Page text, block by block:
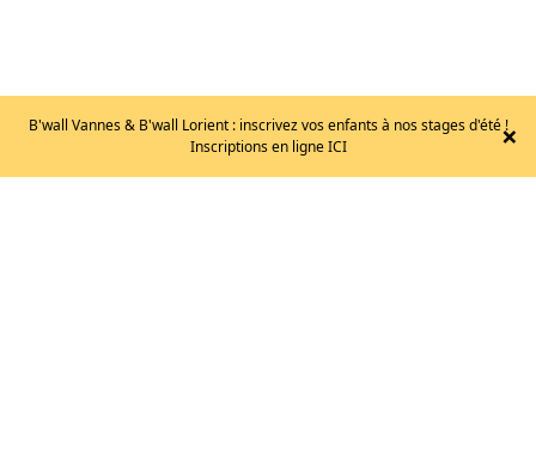
B'wall Vannes & B'wall Lorient : inscrivez vos enfants à nos stages d'été !
Inscriptions en ligne ICI
×